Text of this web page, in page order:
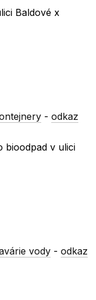
Baldové x
-odkaz
bioodpad v ulici
vody -odkaz